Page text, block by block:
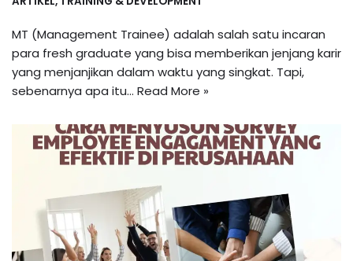
MT (Management Trainee) adalah salah satu incaran
para fresh graduate yang bisa memberikan jenjang karir
yang menjanjikan dalam waktu yang singkat. Tapi,
sebenarnya apa itu… Read More »